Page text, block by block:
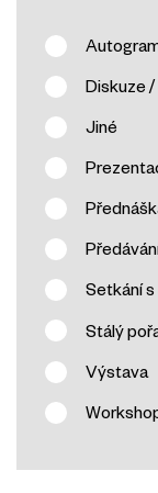
Jiné
Setkání
Stálý
Výstava